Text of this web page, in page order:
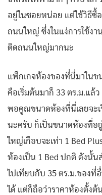
อยู่ในซอยหน่อย แต่ใช้วิธีซื้
ถนนใหญ่ ซึ่งในแง่การใช้งา
ติดถนนใหญ่มากนะ
แพ็กเกจห้องของที่นี่มาใน
คือเริ่มต้นมาก็ 33 ตร.ม.แล้
พอคูณขนาดห้องที่นี่เลยจะเ
นะครับ ก็เป็นขนาดห้องที่อ
ใหญ่เกือบจะเท่า 1 Bed
ห้องเป็น 1 Bed ปกติ ดังนั้น
ไปเทียบกับ 35 ตร.ม.ของที่
ได้ แต่ก็ถือว่าราคาห้องตั้งต้